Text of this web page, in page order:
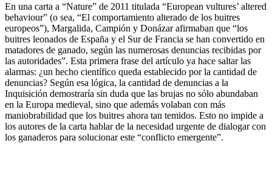
En una carta a “Nature” de 2011 titulada “European vultures’ altered
behaviour” (o sea, “El comportamiento alterado de los buitres
europeos”), Margalida, Campión y Donázar afirmaban que “los
buitres leonados de España y el Sur de Francia se han convertido en
matadores de ganado, según las numerosas denuncias recibidas por
las autoridades”. Esta primera frase del artículo ya hace saltar las
alarmas: ¿un hecho científico queda establecido por la cantidad de
denuncias? Según esa lógica, la cantidad de denuncias a la
Inquisición demostraría sin duda que las brujas no sólo abundaban
en la Europa medieval, sino que además volaban con más
maniobrabilidad que los buitres ahora tan temidos. Esto no impide a
los autores de la carta hablar de la necesidad urgente de dialogar con
los ganaderos para solucionar este “conflicto emergente”.